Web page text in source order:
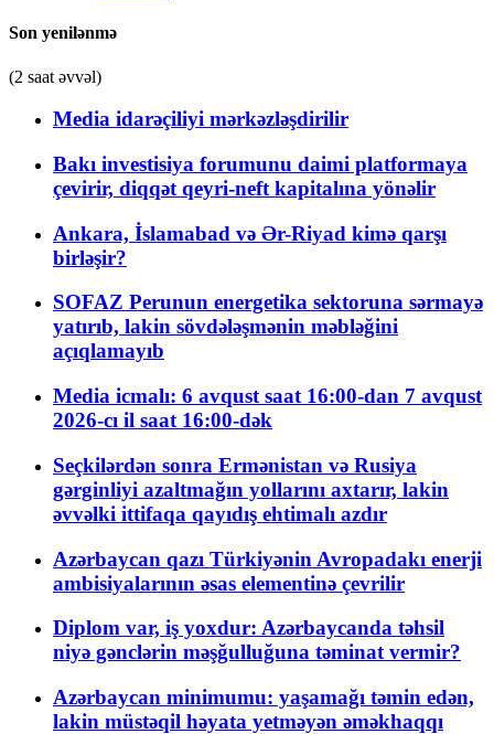
Son yenilənmə
(2 saat əvvəl)
Media idarəçiliyi mərkəzləşdirilir
Bakı investisiya forumunu daimi platformaya
çevirir, diqqət qeyri-neft kapitalına yönəlir
Ankara, İslamabad və Ər-Riyad kimə qarşı
birləşir?
SOFAZ Perunun energetika sektoruna sərmayə
yatırıb, lakin sövdələşmənin məbləğini
açıqlamayıb
Media icmalı: 6 avqust saat 16:00-dan 7 avqust
2026-cı il saat 16:00-dək
Seçkilərdən sonra Ermənistan və Rusiya
gərginliyi azaltmağın yollarını axtarır, lakin
əvvəlki ittifaqa qayıdış ehtimalı azdır
Azərbaycan qazı Türkiyənin Avropadakı enerji
ambisiyalarının əsas elementinə çevrilir
Diplom var, iş yoxdur: Azərbaycanda təhsil
niyə gənclərin məşğulluğuna təminat vermir?
Azərbaycan minimumu: yaşamağı təmin edən,
lakin müstəqil həyata yetməyən əməkhaqqı